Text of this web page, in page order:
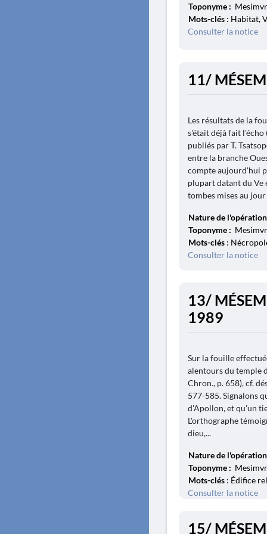
Toponyme :
Mots-clés : Habitat,
Consulter la notice
11/
Les résultats de la
s'était déjà fait l'écho
publiés par T.
entre la branche
compte aujourd'hui
plupart datant du Ve
tombes mises au jour
Nature de
Toponyme :
Mots-clés :
Consulter la notice
13/
1989
Sur la fouille
alentours du temple
Chron., p. 658), cf.
577-585. Signalons
d'Apollon, et qu'un
L'orthographe
dieu,...
Nature de
Toponyme :
Mots-clés : Édifice
Consulter la notice
15/